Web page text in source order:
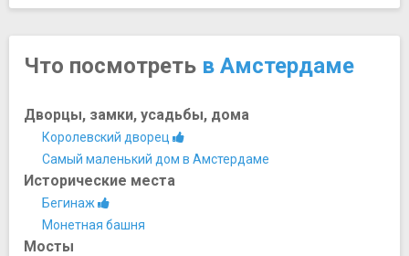
Что посмотреть в Амстердаме
Дворцы, замки, усадьбы, дома
Королевский дворец
Самый маленький дом в Амстердаме
Исторические места
Бегинаж
Монетная башня
Мосты